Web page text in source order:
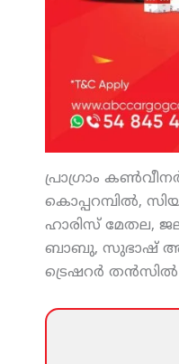
പ്രാഗ്രാം
കൊപ്പറമ്പില്‍,
ഹാരിസ് മേതല,
ബാബു, സുഭാഷ്
ട്രെഷറര്‍ തന്‍സില്‍